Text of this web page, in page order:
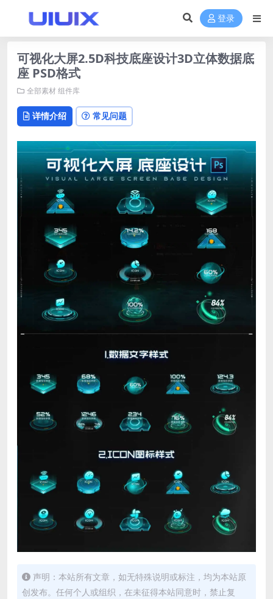
登录
可视化大屏2.5D科技底座设计3D立体数据底
座 PSD格式
全部素材 组件库
详情介绍 常见问题
声明：本站所有文章，如无特殊说明或标注，均为本站原
创发布。任何个人或组织，在未征得本站同意时，禁止复